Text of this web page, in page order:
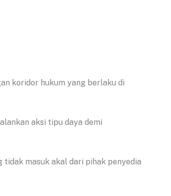
koridor hukum yang berlaku di
aksi tipu daya demi
masuk akal dari pihak penyedia